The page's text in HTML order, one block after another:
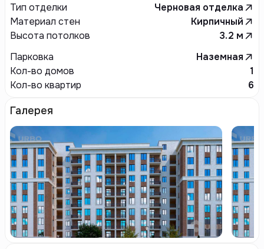
Тип отделки
Черновая отделка
Материал стен
Кирпичный
Высота потолков
3.2 м
Парковка
Наземная
Кол-во домов
1
Кол-во квартир
6
Галерея